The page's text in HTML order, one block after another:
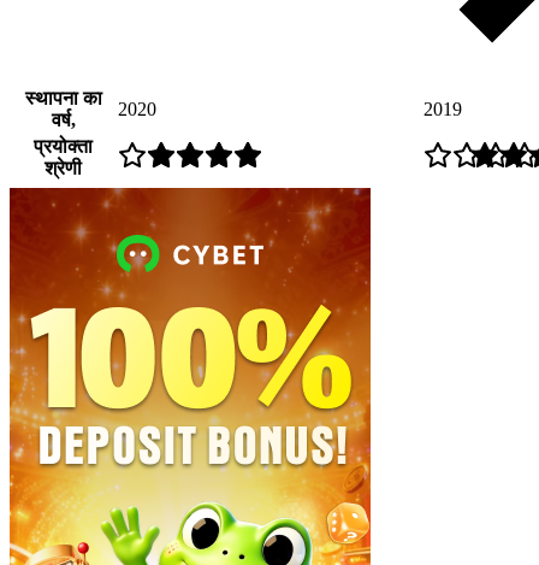
स्थापना का
वर्ष,
2020
2019
प्रयोक्ता
श्रेणी